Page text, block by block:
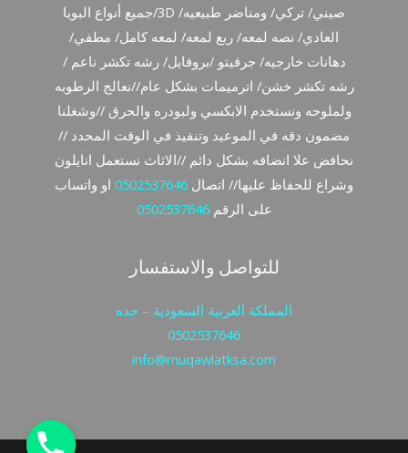
صيني/ تركي/ ومناضر طبيعيه/ 3D/جميع أنواع البويا
العادي/ نصه لمعه/ ربع لمعه/ لمعه كامل/ مطفي/
دهانات خارجيه/ جرفيتو /بروفايل/ رشه تكشر ناعم /
رشه تكشر خشن/ اترميمات بشكل عام//نعالج الرطوبه
ولملوحه ونستخدم الابكسي ولبودره والحرق //وشغلنا
مضمون دقه في الموعيد وتنفيذ في الوقت المحدد //
نحافض علا انضافه بشكل دائم //الاثاث نستعمل انايلون
وشراع للحفاظ عليها// اتصال 0502537646 او واتساب
على الرقم0502537646
للتواصل والاستفسار
المملكة العربية السعودية – جده
0502537646
info@muqawlatksa.com